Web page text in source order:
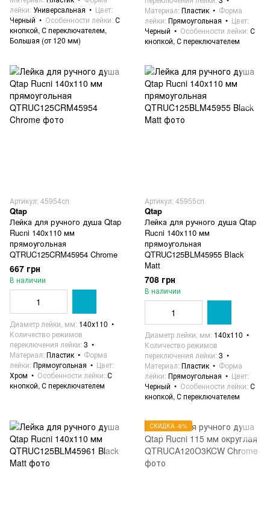
лейки Универсальная
Цвет
Черный
Особенности лейки С
кнопкой, С переключателем,
Большая (от 120 мм)
Материал Пластик
Форма
лейки Прямоугольная
Цвет
Черный
Особенности лейки С
кнопкой, С переключателем
Артикул: 45954сп
Qtap
Лейка для ручного душа Qtap
Rucni 140x110 мм
прямоугольная
QTRUC125CRM45954 Chrome
667 грн
В наличии
Диаметр лейки, мм 140х110
Количество режимов
переключения лейки 3
Материал Пластик
Форма
лейки Прямоугольная
Цвет
Хром
Особенности лейки С
кнопкой, С переключателем
Артикул: 45955сп
Qtap
Лейка для ручного душа Qtap
Rucni 140x110 мм
прямоугольная
QTRUC125BLM45955 Black
Matt
708 грн
В наличии
Диаметр лейки, мм 140х110
Количество режимов
переключения лейки 3
Материал Пластик
Форма
лейки Прямоугольная
Цвет
Черный
Особенности лейки С
кнопкой, С переключателем
СКИДКА -9%